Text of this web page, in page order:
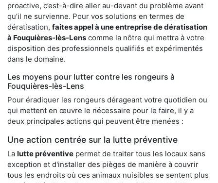
proactive, c’est-à-dire aller au-devant du problème avant
qu’il ne survienne. Pour vos solutions en termes de
dératisation, faites appel à une entreprise de dératisation
à Fouquières-lès-Lens comme la nôtre qui mettra à votre
disposition des professionnels qualifiés et expérimentés
dans le domaine.
Les moyens pour lutter contre les rongeurs à
Fouquières-lès-Lens
Pour éradiquer les rongeurs dérageant votre quotidien ou
qui mettent en œuvre le nécessaire pour le faire, il y a
deux principales actions qui peuvent être menées :
Une action centrée sur la lutte préventive
La lutte préventive permet de traiter tous les locaux sans
exception et d'installer des pièges de manière à couvrir
tous les endroits où ces animaux nuisibles se sentent plus